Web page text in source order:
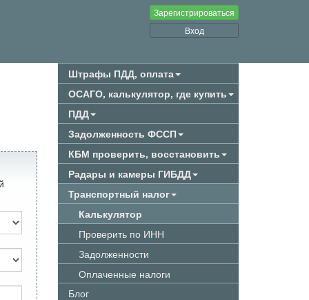
Зарегистрироваться
Вход
Штрафы ПДД, оплата
ОСАГО, калькулятор, где купить
ПДД
Задолженность ФССП
КБМ проверить, восстановить
Радары и камеры ГИБДД
Транспортный налог
Калькулятор
Проверить по ИНН
Задолженности
Оплаченные налоги
Блог